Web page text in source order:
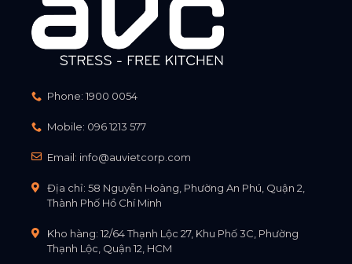
Phone: 1900 0054
Mobile: 096 1213 577
Email: info@auvietcorp.com
Địa chỉ: 58 Nguyễn Hoàng, Phường An Phú, Quận 2,
Thành Phố Hồ Chí Minh
Kho hàng: 12/64 Thạnh Lộc 27, Khu Phố 3C, Phường
Thạnh Lộc, Quận 12, HCM